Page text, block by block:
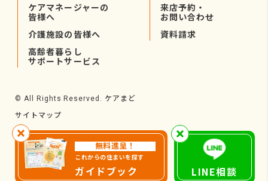
無料進呈！
これからの住まいを探す
ガイドブック LINE相談
ケアマネージャーの
皆様へ
介護施設の皆様へ
高齢者暮らし
サポートサービス
来店予約・
お問い合わせ
資料請求
© All Rights Reserved.
ケアまど
サイトマップ